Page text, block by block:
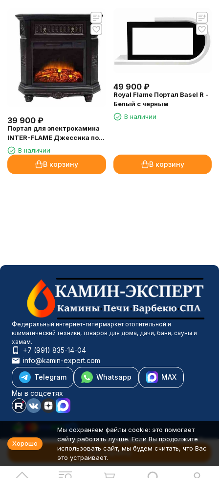
В корзину
39 900 ₽
Портал для электрокамина
INTER-FLAME Джессика под
Foton 23 темный дуб
В наличии
В корзину
49 900 ₽
Royal Flame Портал Basel R -
Белый с черным
В наличии
В корзину
Федеральный интернет-гипермаркет отопительной и
климатический техники, товаров для дома, дачи, бани, сауны и
хамам.
+7 (991) 835-14-04
info@kamin-expert.com
Telegram
Whatsapp
MAX
Мы в соцсетях
Каталог товаров
Компания
Информация
Политика персональных данных
Хорошо
Мы сохраняем файлы cookie: это помогает
сайту работать лучше. Если Вы продолжите
использовать сайт, мы будем считать, что Вас
это устраивает.